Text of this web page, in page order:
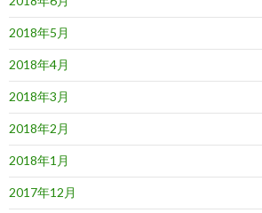
2018年5月
2018年4月
2018年3月
2018年2月
2018年1月
2017年12月